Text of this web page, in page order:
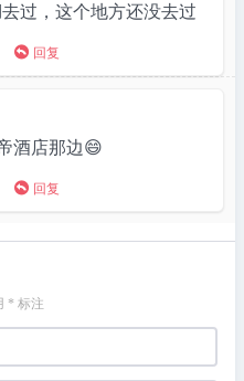
过，这个地方还没去过
 回复
酒店那边😄
 回复
* 标注